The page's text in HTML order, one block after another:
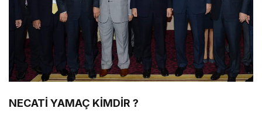
NECATİ YAMAÇ KİMDİR ?